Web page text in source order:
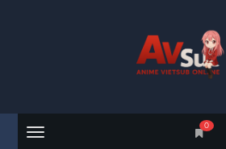
Menu
0